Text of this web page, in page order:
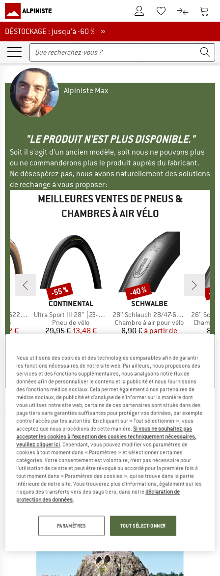
Vers le compte client
Vers la liste
Vers le
DÉSTOCKAGE : jusqu'à -60 %
DÉSTOCKAGE : jusqu'à -60 % »
Alpiniste Max
"LE PRODUIT N'EST PLUS DISPONIBLE."
Soit il s'agit d'un ancien modèle, soit nous ne pouvons plus
ou ne commanderons plus le produit auprès du fabricant.
Ne désespérez pas, nous avons naturellement des solutions
de rechange à vous proposer :
MEILLEURES VENTES DE PNEUS &
CHAMBRES À AIR VÉLO
HYPR-X
réduit
€
MARQUE
CONTINENTAL
Article
Ultra Sport III 28'' (23-622) Foldable
Product group
Pneu de vélo
Prix
29,95 €Prix réduit
13,48 €
5,0(9)
Remise
-55 %
MARQUE
SCHWALBE
Article
28'' Schlauch 28/47-622/635 SV 17
Product group
Chambre à air pour vélo
Prix
8,90 € Prix réduit
à partir de
4,6 (8)
Remise
-40 %
Article
26'' Schlauch
Product
-
BERGVERLAG ROTHER -Französischer
Jakobsweg - Guide de randonnée
(0)
Nous utilisons des cookies et des technologies comparables afin de garantir
les fonctions nécessaires de notre site web. Par ailleurs, nous proposons des
services et des fonctions supplémentaires, nous analysons notre flux de
données afin de personnaliser le contenu et la publicité et nous fournissons
des fonctions médias sociaux. Cela permet également à nos partenaires de
médias sociaux, de publicité et d'analyse de s'informer sur la manière dont
vous utilisez notre site web; certains de ces partenaires sont situés dans des
pays tiers sans garanties suffisantes pour protéger vos données, par exemple
contre l'accès par les autorités. En cliquant sur « Tout sélectionner », vous
acceptez que nous procédions de cette manière.Si vous ne souhaitez pas
accepter les cookies à l’exception des cookies techniquement nécessaires,
veuillez cliquer ici. Cependant, vous pouvez modifier vos paramètres de
cookies à tout moment dans « Paramètres » et sélectionner certaines
catégories. Votre consentement est volontaire, n’est pas nécessaire pour
l’utilisation de ce site et peut être révoqué ou accordé pour la première fois à
tout moment dans « Paramètres des cookies », qui se trouve dans la partie
inférieure de notre site. Vous trouverez plus d'informations, également sur les
risques des transferts vers des pays tiers, dans notredéclaration de
protection des données.
PARAMÈTRES TOUT SÉLECTIONNER